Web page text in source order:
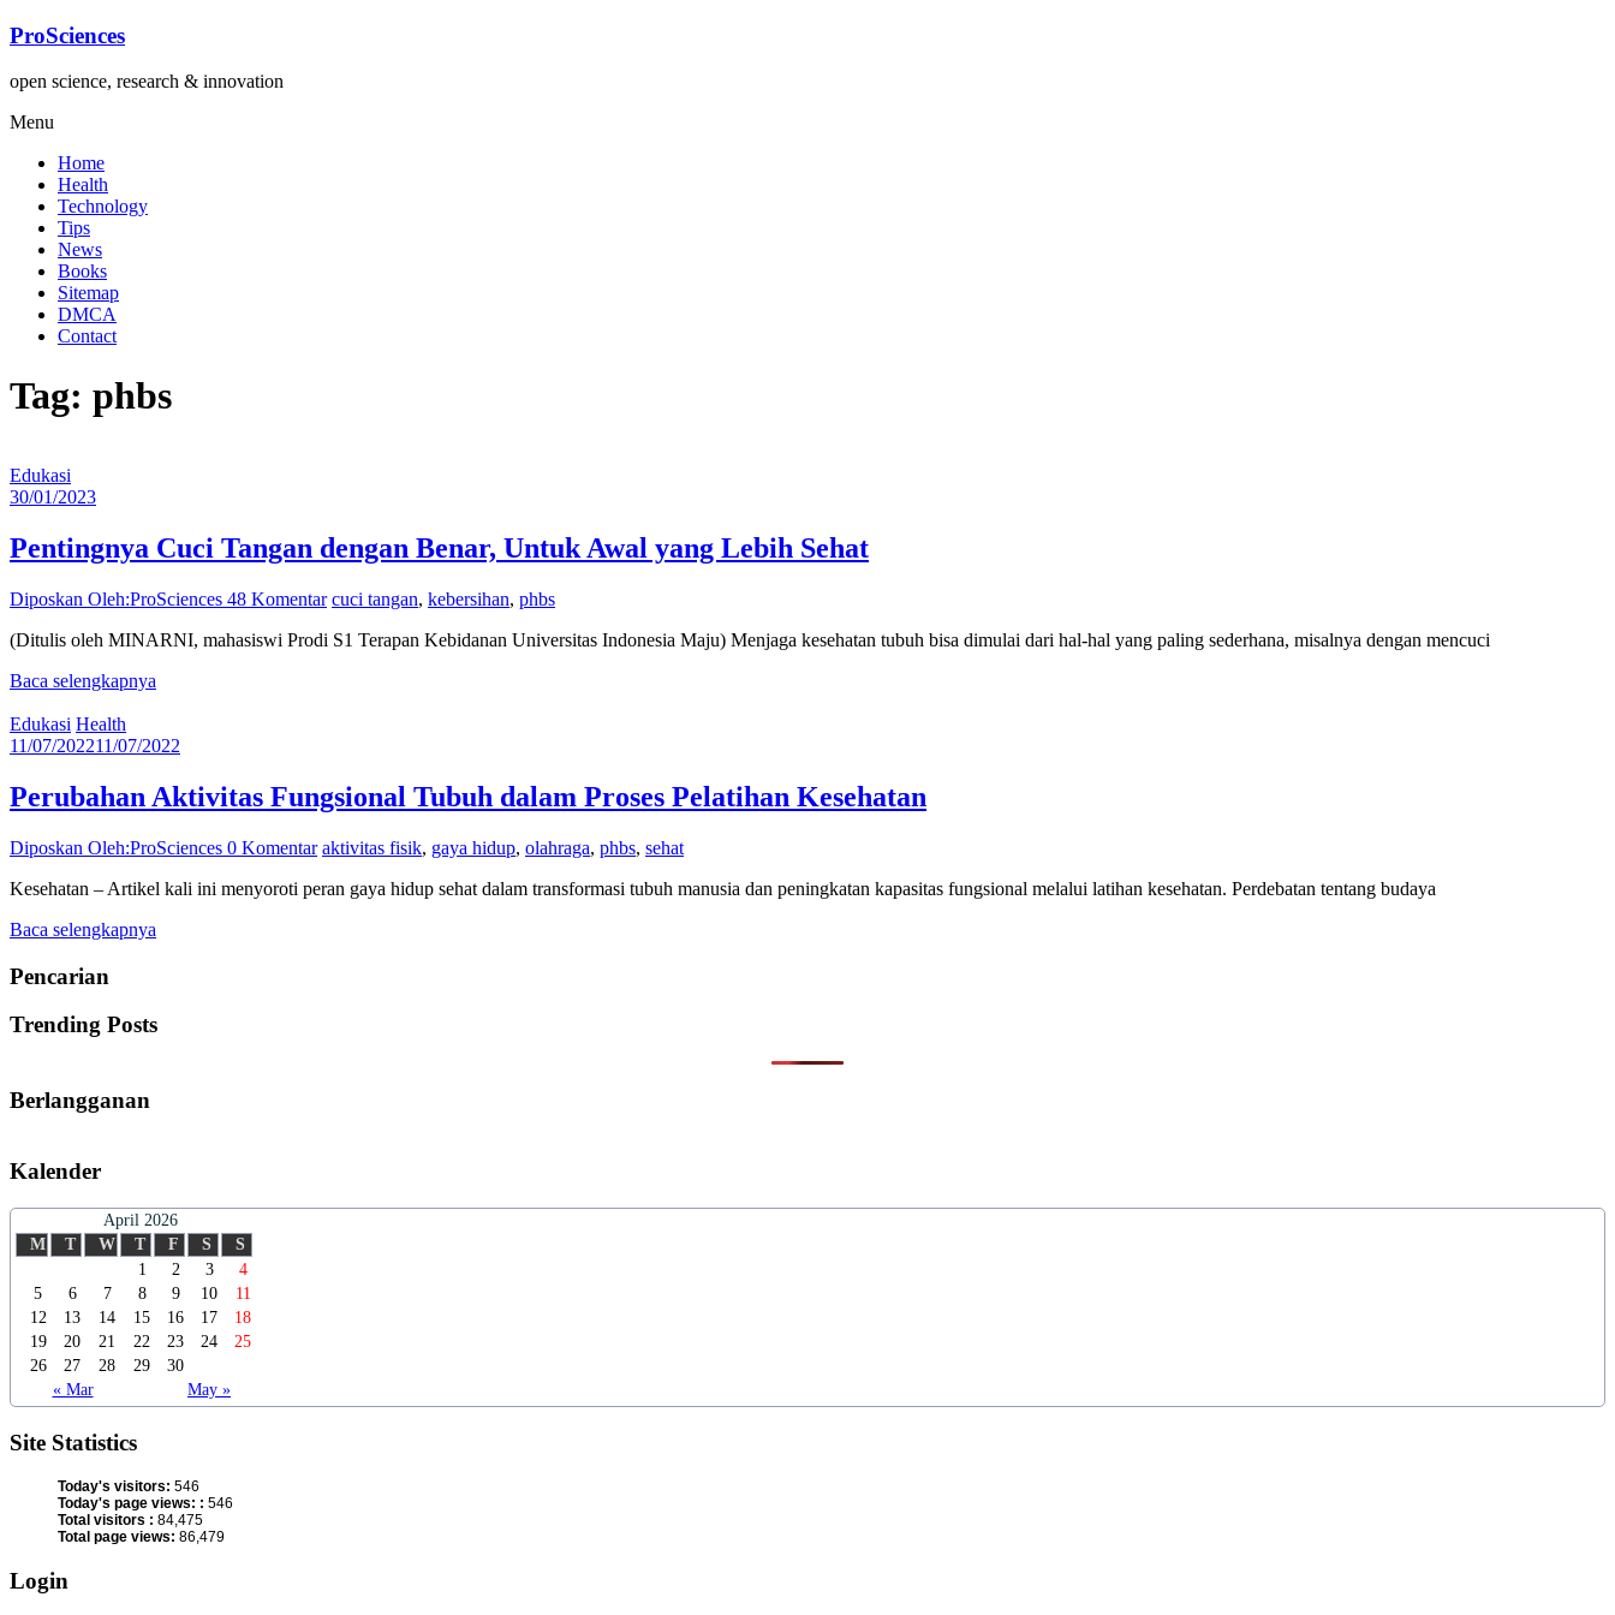
Lompat
konten
ProSciences
open science, research & innovation
Menu
Home
Health
Technology
Tips
News
Books
Sitemap
DMCA
Contact
Tag: phbs
Edukasi
30/01/2023
Pentingnya Cuci Tangan dengan Benar, Untuk Awal yang Lebih Sehat
Diposkan Oleh:ProSciences 48 Komentar cuci tangan, kebersihan, phbs
(Ditulis oleh MINARNI, mahasiswi Prodi S1 Terapan Kebidanan Universitas Indonesia Maju) Menjaga kesehatan tubuh bisa dimulai dari hal-hal yang paling sederhana, misalnya dengan mencuci
Baca selengkapnya
Edukasi Health
11/07/202211/07/2022
Perubahan Aktivitas Fungsional Tubuh dalam Proses Pelatihan Kesehatan
Diposkan Oleh:ProSciences 0 Komentar aktivitas fisik, gaya hidup, olahraga, phbs, sehat
Kesehatan – Artikel kali ini menyoroti peran gaya hidup sehat dalam transformasi tubuh manusia dan peningkatan kapasitas fungsional melalui latihan kesehatan. Perdebatan tentang budaya
Baca selengkapnya
Pencarian
Trending Posts
Berlangganan
Kalender
April 2026
M
T W T F S S
« Mar May »
1 2 3
4
5
6 7 8 9 10
11
12
13 14 15 16 17
18
19
20 21 22 23 24
25
26
27 28 29 30
Site Statistics
Today's visitors: 546
Today's page views: : 546
Total visitors : 84,475
Total page views: 86,479
Login